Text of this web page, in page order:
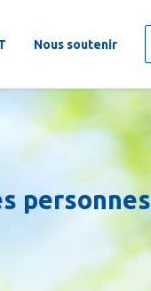
Nous soutenir
personnes